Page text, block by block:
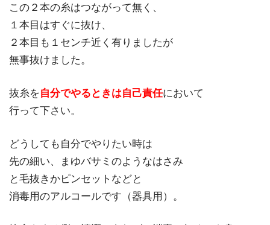
この２本の糸はつながって無く、
１本目はすぐに抜け、
２本目も１センチ近く有りましたが
無事抜けました。
抜糸を自分でやるときは自己責任において
行って下さい。
どうしても自分でやりたい時は
先の細い、まゆバサミのようなはさみ
と毛抜きかピンセットなどと
消毒用のアルコールです（器具用）。